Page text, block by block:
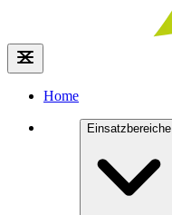
Home
Einsatzbereiche